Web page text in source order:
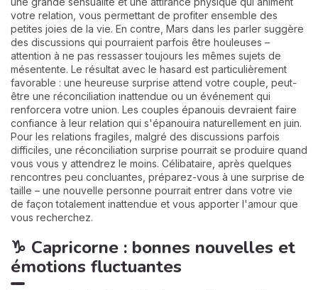
votre relation, vous permettant de profiter ensemble des
petites joies de la vie. En contre, Mars dans les parler suggère
des discussions qui pourraient parfois être houleuses –
attention à ne pas ressasser toujours les mêmes sujets de
mésentente. Le résultat avec le hasard est particulièrement
favorable : une heureuse surprise attend votre couple, peut-
être une réconciliation inattendue ou un événement qui
renforcera votre union. Les couples épanouis devraient faire
confiance à leur relation qui s'épanouira naturellement en juin.
Pour les relations fragiles, malgré des discussions parfois
difficiles, une réconciliation surprise pourrait se produire quand
vous vous y attendrez le moins. Célibataire, après quelques
rencontres peu concluantes, préparez-vous à une surprise de
taille – une nouvelle personne pourrait entrer dans votre vie
de façon totalement inattendue et vous apporter l'amour que
vous recherchez.
♑ Capricorne : bonnes nouvelles et
émotions fluctuantes